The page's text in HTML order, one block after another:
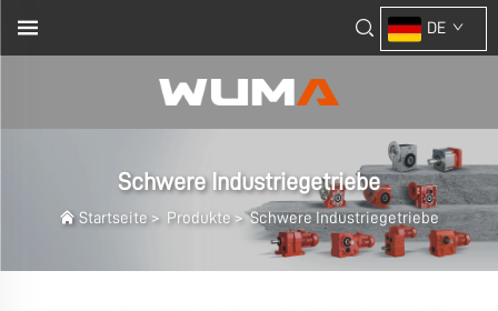
DE
Schwere Industriegetriebe
Startseite > Produkte >Schwere Industriegetriebe